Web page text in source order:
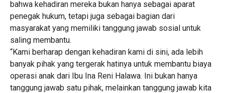
bahwa kehadiran mereka bukan hanya sebagai aparat
penegak hukum, tetapi juga sebagai bagian dari
masyarakat yang memiliki tanggung jawab sosial untuk
saling membantu.
“Kami berharap dengan kehadiran kami di sini, ada lebih
banyak pihak yang tergerak hatinya untuk membantu biaya
operasi anak dari Ibu Ina Reni Halawa. Ini bukan hanya
tanggung jawab satu pihak, melainkan tanggung jawab kita